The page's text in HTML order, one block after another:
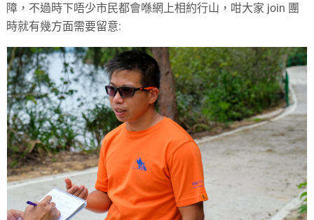
障，不過時下唔少市民都會喺網上相約行山，咁大家 join 團
時就有幾方面需要留意: